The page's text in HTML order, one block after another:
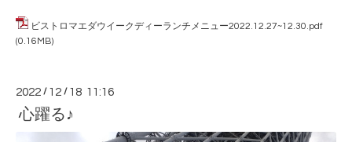
ビストロマエダウイークディーランチメニュー2022.12.27~12.30.pdf
(0.16MB)
2022 / 12 / 18 11:16
心躍る♪